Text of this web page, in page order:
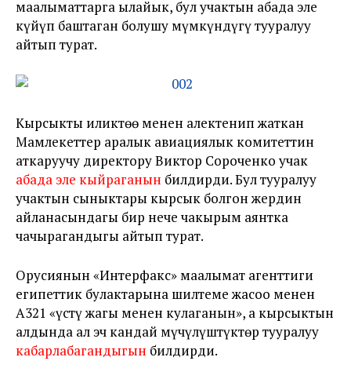
маалыматтарга ылайык, бул учактын абада эле
күйүп баштаган болушу мүмкүндүгү тууралуу
айтып турат.
Кырсыкты иликтөө менен алектенип жаткан
Мамлекеттер аралык авиациялык комитеттин
аткаруучу директору Виктор Сороченко учак
абада эле кыйраганын билдирди. Бул тууралуу
учактын сыныктары кырсык болгон жердин
айланасындагы бир нече чакырым аянтка
чачырагандыгы айтып турат.
Орусиянын «Интерфакс» маалымат агенттиги
египеттик булактарына шилтеме жасоо менен
А321 «үстү жагы менен кулаганын», а кырсыктын
алдында ал эч кандай мүчүлүштүктөр тууралуу
кабарлабагандыгын билдирди.